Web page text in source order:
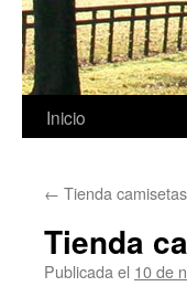
Saltar
contenido
Inicio
← Tienda
Tienda
Publicada el 10 de